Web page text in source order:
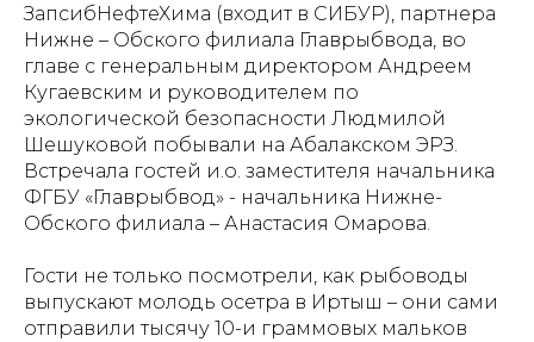
ЗапсибНефтеХима (входит в СИБУР), партнера
Нижне – Обского филиала Главрыбвода, во
главе с генеральным директором Андреем
Кугаевским и руководителем по
экологической безопасности Людмилой
Шешуковой побывали на Абалакском ЭРЗ.
Встречала гостей и.о. заместителя начальника
ФГБУ «Главрыбвод» - начальника Нижне-
Обского филиала – Анастасия Омарова.
Гости не только посмотрели, как рыбоводы
выпускают молодь осетра в Иртыш – они сами
отправили тысячу 10-и граммовых мальков